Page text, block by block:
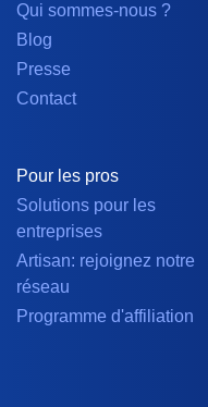
Qui sommes-nous ?
Blog
Presse
Contact
Pour les pros
Solutions pour les
entreprises
Artisan: rejoignez notre
réseau
Programme d'affiliation